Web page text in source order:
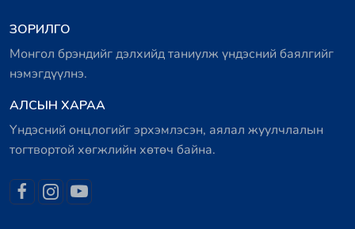
ЗОРИЛГО
Монгол брэндийг дэлхийд таниулж үндэсний баялгийг
нэмэгдүүлнэ.
АЛСЫН ХАРАА
Үндэсний онцлогийг эрхэмлэсэн, аялал жуулчлалын
тогтвортой хөгжлийн хөтөч байна.